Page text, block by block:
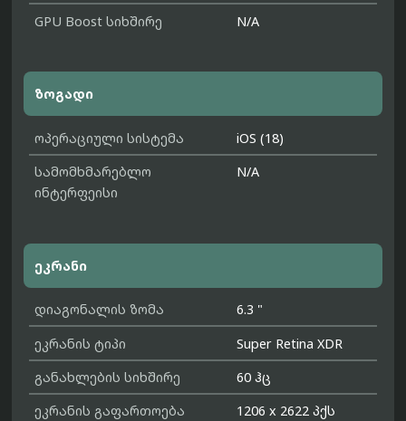
GPU Boost სიხშირე
N/A
ზოგადი
ოპერაციული სისტემა
iOS (18)
სამომხმარებლო
ინტერფეისი
N/A
ეკრანი
დიაგონალის ზომა
6.3 "
ეკრანის ტიპი
Super Retina XDR
განახლების სიხშირე
60 ჰც
ეკრანის გაფართოება
1206 x 2622 პქს